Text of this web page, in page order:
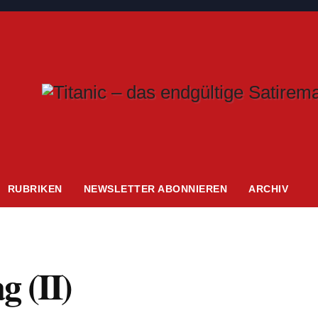
RUBRIKEN NEWSLETTER ABONNIEREN ARCHIV
(II)